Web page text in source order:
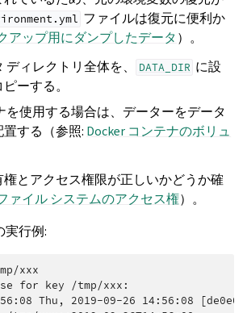
ファイルは復元に便利か
アップ用にダンプしたデータ）。
ィレクトリ全体を、
DATA_DIR に設
ーする。
を使用する場合は、データーをデータ
する（参照: Docker コンテナのボリュ
とアクセス権限が正しいかどうか確
ァイル システムのアクセス権）。
実行例:
for key /tmp/xxx:
Thu, 2019-09-26 14:56:08